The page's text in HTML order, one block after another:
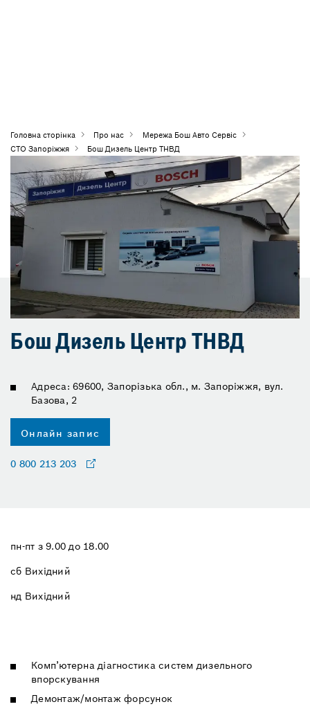
Головна сторiнка Про нас
Мережа Бош Авто Сервіс
СТО Запоріжжя
Бош Дизель Центр ТНВД
Бош Дизель Центр ТНВД
Адреса: 69600, Запорізька обл., м. Запоріжжя, вул.
Базова, 2
Онлайн запис
0 800 213 203
пн-пт з 9.00 до 18.00
сб Вихідний
нд Вихідний
Комп’ютерна діагностика систем дизельного
впорскування
Демонтаж/монтаж форсунок